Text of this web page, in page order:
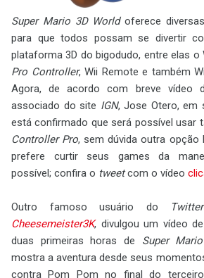
Super Mario 3D Worldoferece
para que todos possam se divertir
plataforma 3D do bigodudo, entre elas o
Pro Controller, Wii Remote e também
Agora, de acordo com breve vídeo
associado do site IGN, Jose Otero, em
está confirmado que será possível usar
Controller Pro, sem dúvida outra opção
prefere curtir seus games da
possível; confira o tweetcom o vídeo
Outro famoso usuário do Twitter
Cheesemeister3K, divulgou um vídeo
duas primeiras horas de Super
mostra a aventura desde seus
contra Pom Pom no final do